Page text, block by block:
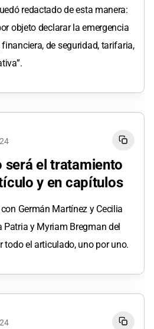
redactado de esta manera:
objeto declarar la emergencia
de seguridad, tarifaria,
será el tratamiento
y en capítulos
Germán Martínez y Cecilia
Patria y Myriam Bregman del
todo el articulado, uno por uno.